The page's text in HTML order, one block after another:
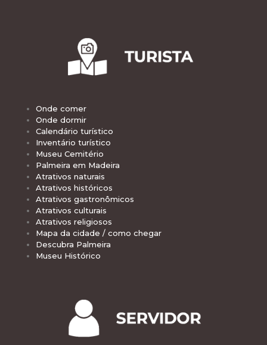
Onde comer
Onde dormir
Calendário turístico
Inventário turístico
Museu Cemitério
Palmeira em Madeira
Atrativos naturais
Atrativos históricos
Atrativos gastronômicos
Atrativos culturais
Atrativos religiosos
Mapa da cidade / como chegar
Descubra Palmeira
Museu Histórico